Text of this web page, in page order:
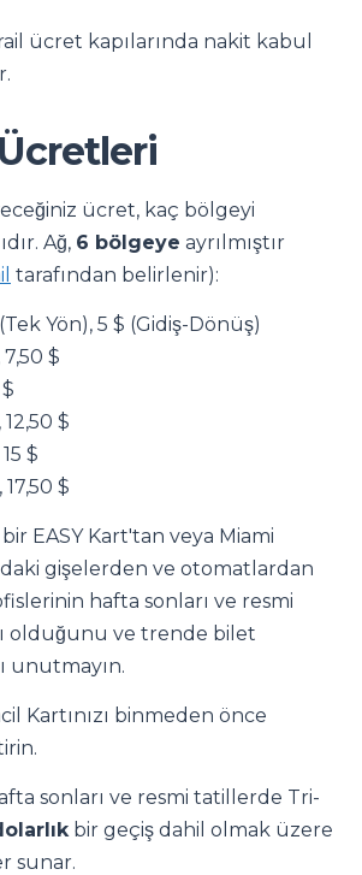
ücret kapılarında nakit kabul
ücret, kaç bölgeyi
Ağ, 6 bölgeye ayrılmıştır
tarafından belirlenir):
Yön), 5 $ (Gidiş-Dönüş)
7,50 $
12,50 $
$
17,50 $
EASY Kart'tan veya Miami
gişelerden ve otomatlardan
hafta sonları ve resmi
olduğunu ve trende bilet
unutmayın.
Kartınızı binmeden önce
sonları ve resmi tatillerde Tri-
bir geçiş dahil olmak üzere
sunar.